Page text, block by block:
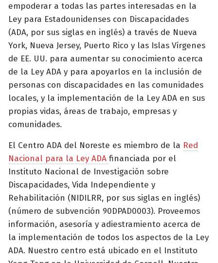
empoderar a todas las partes interesadas en la
Ley para Estadounidenses con Discapacidades
(ADA, por sus siglas en inglés) a través de Nueva
York, Nueva Jersey, Puerto Rico y las Islas Vírgenes
de EE. UU. para aumentar su conocimiento acerca
de la Ley ADA y para apoyarlos en la inclusión de
personas con discapacidades en las comunidades
locales, y la implementación de la Ley ADA en sus
propias vidas, áreas de trabajo, empresas y
comunidades.
El Centro ADA del Noreste es miembro de la Red
Nacional para la Ley ADA financiada por el
Instituto Nacional de Investigación sobre
Discapacidades, Vida Independiente y
Rehabilitación (NIDILRR, por sus siglas en inglés)
(número de subvención 90DPAD0003). Proveemos
información, asesoría y adiestramiento acerca de
la implementación de todos los aspectos de la Ley
ADA. Nuestro centro está ubicado en el Instituto